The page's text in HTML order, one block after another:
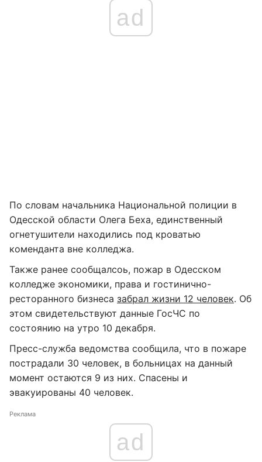
ad
По словам начальника Национальной полиции в
Одесской области Олега Беха, единственный
огнетушители находились под кроватью
коменданта вне колледжа.
Также ранее сообщалсоь, пожар в Одесском
колледже экономики, права и гостинично-
ресторанного бизнеса забрал жизни 12 человек. Об
этом свидетельствуют данные ГосЧС по
состоянию на утро 10 декабря.
Пресс-служба ведомства сообщила, что в пожаре
пострадали 30 человек, в больницах на данный
момент остаются 9 из них. Спасены и
эвакуированы 40 человек.
Реклама
ad